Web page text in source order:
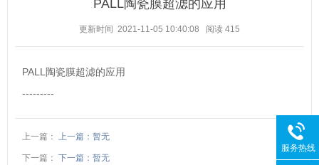
PALL陶瓷膜超滤的应用
更新时间 2021-11-05 10:40:08 阅读 415
PALL陶瓷膜超滤的应用
---------
上一篇： 上一篇：暂无
下一篇： 下一篇：暂无
服务热线